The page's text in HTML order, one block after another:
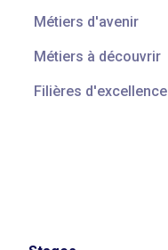
Métiers d'avenir
Métiers à découvrir
Filières d'excellence